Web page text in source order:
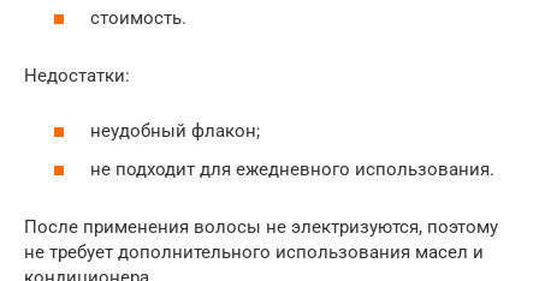
стоимость.
Недостатки:
неудобный флакон;
не подходит для ежедневного использования.
После применения волосы не электризуются, поэтому
не требует дополнительного использования масел и